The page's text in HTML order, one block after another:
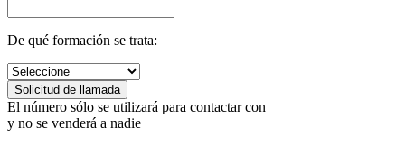
De qué formación se trata:
El número sólo se utilizará para contactar con
y no se venderá a nadie